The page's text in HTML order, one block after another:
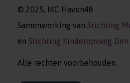
© 2025, IKC Haven48
Samenwerking van Stichting
en Stichting Kinderopvang
Alle rechten voorbehouden.